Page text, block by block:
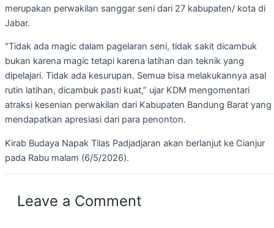
merupakan perwakilan sanggar seni dari 27 kabupaten/ kota di
Jabar.
“Tidak ada magic dalam pagelaran seni, tidak sakit dicambuk
bukan karena magic tetapi karena latihan dan teknik yang
dipelajari. Tidak ada kesurupan. Semua bisa melakukannya asal
rutin latihan, dicambuk pasti kuat,” ujar KDM mengomentari
atraksi kesenian perwakilan dari Kabupaten Bandung Barat yang
mendapatkan apresiasi dari para penonton.
Kirab Budaya Napak Tilas Padjadjaran akan berlanjut ke Cianjur
pada Rabu malam (6/5/2026).
Leave a Comment